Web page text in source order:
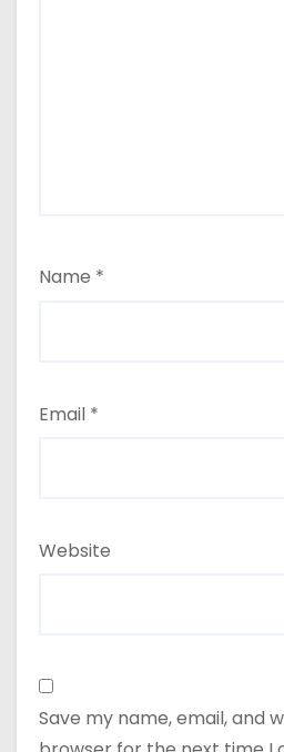
Name *
Email *
Website
Save my name, email, and